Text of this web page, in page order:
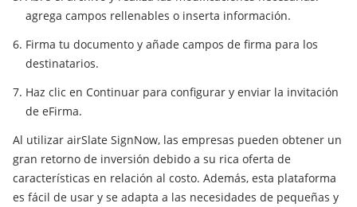
agrega campos rellenables o inserta información.
Firma tu documento y añade campos de firma para los
destinatarios.
Haz clic en Continuar para configurar y enviar la invitación
de eFirma.
Al utilizar airSlate SignNow, las empresas pueden obtener un
gran retorno de inversión debido a su rica oferta de
características en relación al costo. Además, esta plataforma
es fácil de usar y se adapta a las necesidades de pequeñas y